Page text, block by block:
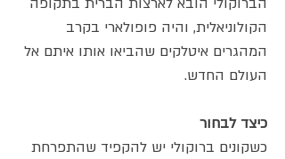
הקולוניאלית, והיה פופולארי בקרב
המהגרים איטלקים שהביאו אותו איתם אל
העולם החדש.
כיצד לבחור
כשקונים ברוקולי יש להקפיד שהתפרחת